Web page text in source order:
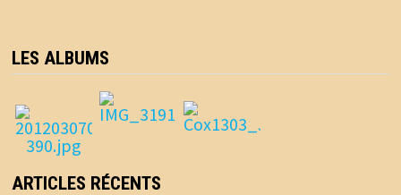
LES ALBUMS
ARTICLES RÉCENTS